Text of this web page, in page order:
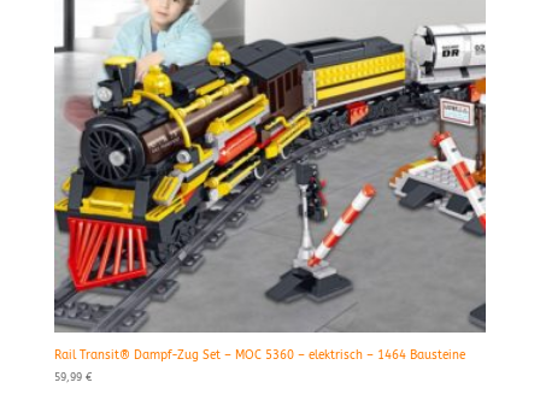
Rail Transit® Dampf-Zug Set – MOC 5360 – elektrisch – 1464 Bausteine
59,99 €